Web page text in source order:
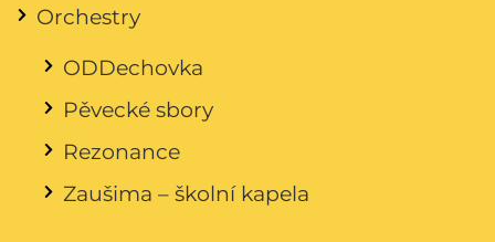
Orchestry
ODDechovka
Pěvecké sbory
Rezonance
Zaušima – školní kapela